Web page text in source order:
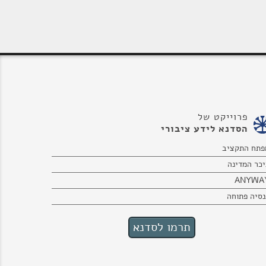
פרוייקט של
הסדנא לידע ציבורי
התקציב
המדינה
פתוחה